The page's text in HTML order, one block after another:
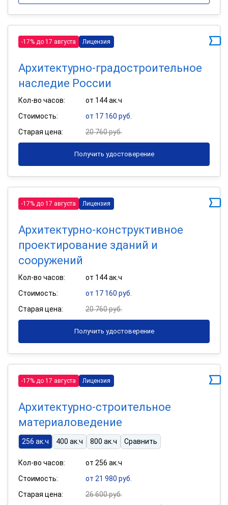
-17% до 17 августа Лицензия
Архитектурно-градостроительное
наследие России
Кол-во часов:
от 144 ак.ч
Стоимость:
от 17 160 руб.
Старая цена:
20 760 руб.
Получить удостоверение
-17% до 17 августа Лицензия
Архитектурно-конструктивное
проектирование зданий и
сооружений
Кол-во часов:
от 144 ак.ч
Стоимость:
от 17 160 руб.
Старая цена:
20 760 руб.
Получить удостоверение
-17% до 17 августа Лицензия
Архитектурно-строительное
материаловедение
256 ак.ч 400 ак.ч 800 ак.ч Сравнить
Кол-во часов:
от 256 ак.ч
Стоимость:
от 21 980 руб.
Старая цена:
26 600 руб.